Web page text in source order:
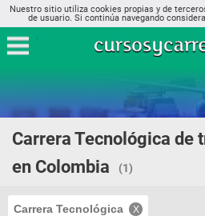
Nuestro sitio utiliza cookies propias y de
de usuario. Si continúa navegando
Carrera Tecnológica de
en Colombia
(1)
Carrera Tecnológica